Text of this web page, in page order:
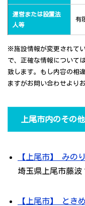
運営または設置法
人等
有
※施設情報が変更されて
で、正確な情報について
致します。もし内容の相
ますがお問い合わせより
上尾市内のその
【上尾市】 みのり
埼玉県上尾市藤波
【上尾市】 とき